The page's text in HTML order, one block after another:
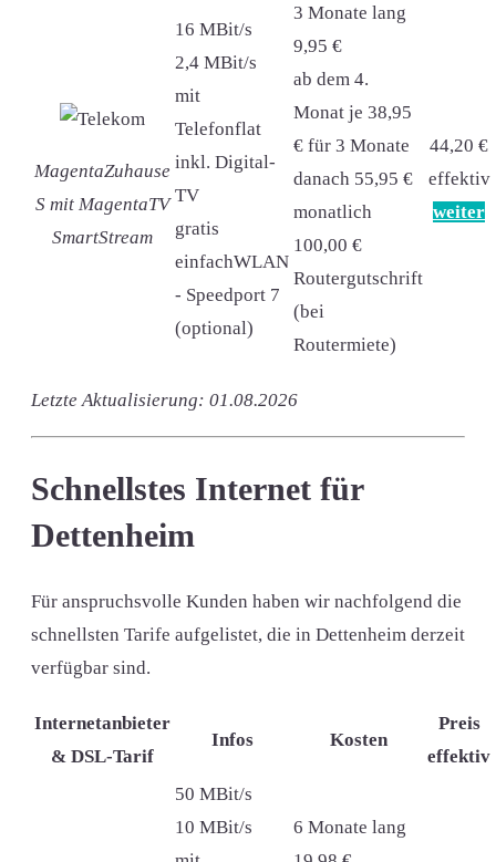
MagentaZuhause
S mit MagentaTV
SmartStream
16 MBit/s
2,4 MBit/s
mit
Telefonflat
inkl. Digital-
TV
gratis
einfachWLAN
- Speedport 7
(optional)
3 Monate lang
9,95 €
ab dem 4.
Monat je 38,95
€ für 3 Monate
danach 55,95 €
monatlich
100,00 €
Routergutschrift
(bei
Routermiete)
44,20 €
effektiv
weiter
Letzte Aktualisierung: 01.08.2026
Schnellstes Internet für
Dettenheim
Für anspruchsvolle Kunden haben wir nachfolgend die
schnellsten Tarife aufgelistet, die in Dettenheim derzeit
verfügbar sind.
Internetanbieter
& DSL-Tarif
Infos Kosten
Preis
effektiv
50 MBit/s
10 MBit/s
6 Monate lang